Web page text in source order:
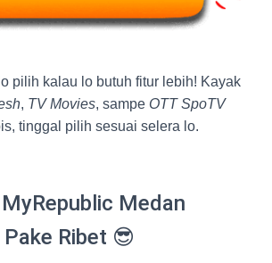
pilih kalau lo butuh fitur lebih! Kayak
, TV Movies, sampe OTT SpoTV
tinggal pilih sesuai selera lo.
Medan
Ribet 😎